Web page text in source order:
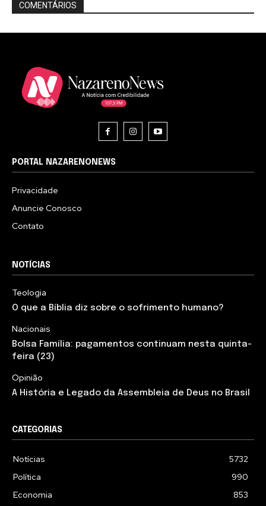
COMENTÁRIOS
PORTAL NAZARENONEWS
Privacidade
Anuncie Conosco
Contato
NOTÍCIAS
Teologia
O que a Bíblia diz sobre o sofrimento humano?
Nacionais
Bolsa Família: pagamentos continuam nesta quinta-
feira (23)
Opinião
A História e Legado da Assembleia de Deus no Brasil
CATEGORIAS
Notícias
5732
Política
990
Economia
853